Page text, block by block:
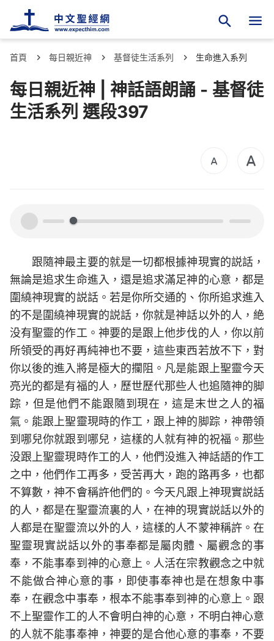
首頁 每日親近神 基督徒生活系列 生命進入系列
每日親近神 | 神話語朗誦 - 基督徒
生活系列 選段397
00:00 00:00
跟隨神最主要的就是一切都根據神現實的説話，
無論是追求生命進入，還是追求滿足神的心意，都是
圍繞神現實的説話。若是你所交通的、你所追求進入
的不是圍繞神現實的説話，你就是神話以外的人，絶
没有聖靈的作工。神要的是跟上他步伐的人，你以前
所領受的再好再純神也不要，這些東西若放不下，對
你以後的進入將是極大的攔阻。凡是能跟上聖靈今天
亮光的都是有福的人，歷世歷代那些人也追隨神的脚
踪，但是他們不能跟隨到現在，這是末世之人的福
氣。能跟上聖靈現時的作工，跟上神的脚踪，神帶領
到哪兒你就跟到哪兒，這樣的人就有神的祝福。那些
没跟上聖靈現時作工的人，他們没進入神話語的作工
之中，他們作工再多，受苦再大，跑的路再多，也都
不算數，神不會稱許他們的。今天凡跟上神現實説話
的人，都是在聖靈流裏的人，在神的現實説話以外的
人都是在聖靈流以外的人，這樣的人不蒙神稱許。在
聖靈現實説話以外的事奉都是屬肉體、屬觀念的事
奉，不能事奉到神的心意上。人活在宗教觀念之中就
不能做合神心意的事，即使事奉神也是在想象中事
奉，在觀念中事奉，根本不能事奉到神的心意上。跟
不上聖靈作工的人不會明白神的心意，不明白神心意
的人就不能事奉神，神要的是合他心意的事奉，不要